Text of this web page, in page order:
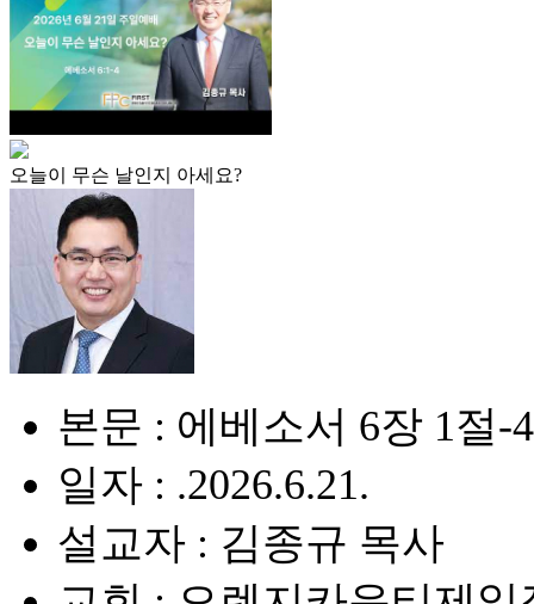
오늘이 무슨 날인지 아세요?
본문 : 에베소서 6장 1절-
일자 : .2026.6.21.
설교자 : 김종규 목사